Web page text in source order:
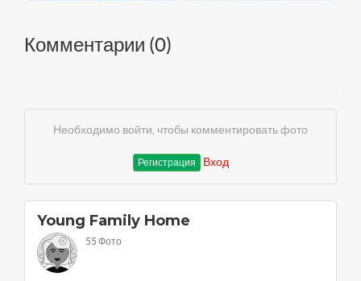
Комментарии (0)
Необходимо войти, чтобы комментировать фото
Регистрация Вход
Young Family Home
55 Фото